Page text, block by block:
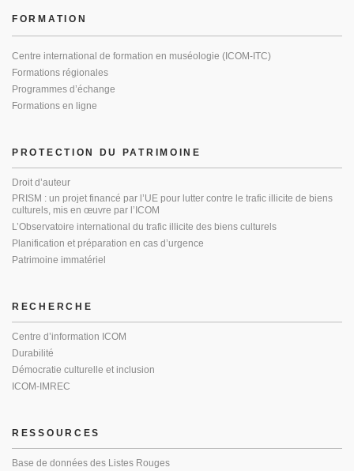
PROTECTION DU PATRIMOINE
Droit d’auteur
PRISM : un projet financé par l’UE pour lutter contre le trafic illicite de biens
culturels, mis en œuvre par l’ICOM
L’Observatoire international du trafic illicite des biens culturels
Planification et préparation en cas d’urgence
Patrimoine immatériel
FORMATION
Centre international de formation en muséologie (ICOM-ITC)
Formations régionales
Programmes d’échange
Formations en ligne
RECHERCHE
Centre d’information ICOM
Durabilité
Démocratie culturelle et inclusion
ICOM-IMREC
RESSOURCES
Base de données des Listes Rouges